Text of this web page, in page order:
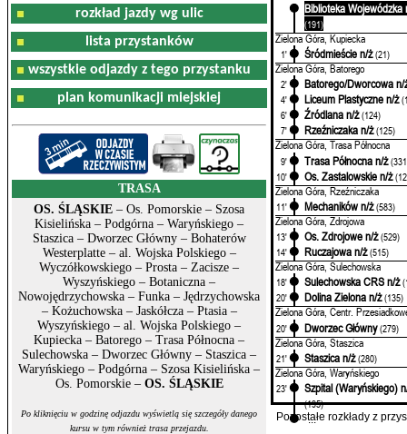
rozkład jazdy wg ulic
lista przystanków
wszystkie odjazdy z tego przystanku
plan komunikacji miejskiej
TRASA
OS. ŚLĄSKIE – Os. Pomorskie – Szosa
Kisielińska – Podgórna – Waryńskiego –
Staszica – Dworzec Główny – Bohaterów
Westerplatte – al. Wojska Polskiego –
Wyczółkowskiego – Prosta – Zacisze –
Wyszyńskiego – Botaniczna –
Nowojędrzychowska – Funka – Jędrzychowska
– Kożuchowska – Jaskółcza – Ptasia –
Wyszyńskiego – al. Wojska Polskiego –
Kupiecka – Batorego – Trasa Północna –
Sulechowska – Dworzec Główny – Staszica –
Waryńskiego – Podgórna – Szosa Kisielińska –
Os. Pomorskie – OS. ŚLĄSKIE
Po kliknięciu w godzinę odjazdu wyświetlą się szczegóły danego
kursu w tym również trasa przejazdu.
Biblioteka Wojewódzka
(191)
Zielona Góra, Kupiecka
1' Śródmieście n/ż (21)
Zielona Góra, Batorego
2' Batorego/Dworcowa n/
4' Liceum Plastyczne n/ż
6'
Źródlana n/ż (124)
7'
Rzeźniczaka n/ż (125)
Zielona Góra, Trasa Północna
9' Trasa Północna n/ż
10'
Os. Zastalowskie n/ż
Zielona Góra, Rzeźniczaka
11' Mechaników n/ż (583)
Zielona Góra, Zdrojowa
13' Os. Zdrojowe n/ż (529)
14'
Ruczajowa n/ż (515)
Zielona Góra, Sulechowska
18' Sulechowska CRS n/ż
20'
Dolina Zielona n/ż (135)
Zielona Góra, Centr.
20' Dworzec Główny (279)
Zielona Góra, Staszica
21' Staszica n/ż (280)
Zielona Góra, Waryńskiego
23' Szpital (Waryńskiego)
(195)
...
Pozostałe rozkłady z